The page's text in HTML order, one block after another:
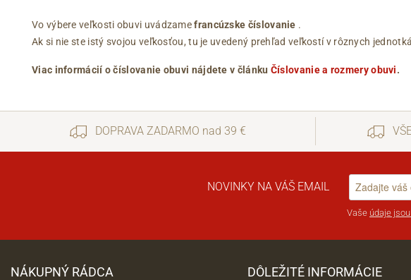
Vo výbere veľkosti obuvi uvádzamefrancúzske číslovanie .
Ak si nie ste istý svojou veľkosťou, tu je uvedený prehľad veľkostí v rôznych
Viac informácií o číslovanie obuvi nájdete v článku Číslovanie a rozmery obuvi.
DOPRAVA ZADARMO nad 39 €
NOVINKY NA VÁŠ EMAIL
Vaše údaje
NÁKUPNÝ RÁDCA DÔLEŽITÉ INFORMÁCIE